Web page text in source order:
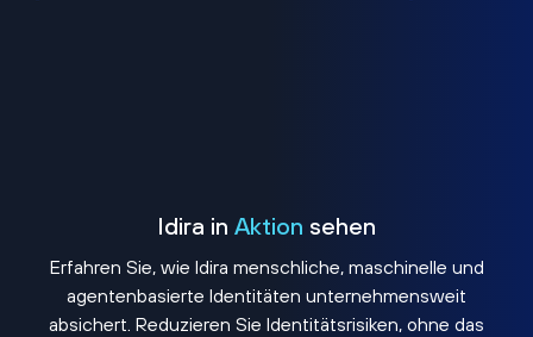
Idira in Aktion sehen
Erfahren Sie, wie Idira menschliche, maschinelle und
agentenbasierte Identitäten unternehmensweit
absichert. Reduzieren Sie Identitätsrisiken, ohne das